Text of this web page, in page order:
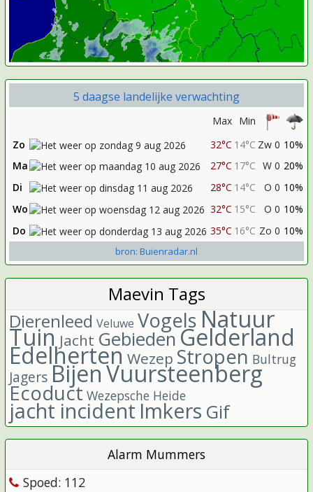
5 daagse landelijke verwachting
Max Min
Zo
32°C 14°C Zw 0 10%
Ma
27°C 17°C W 0 20%
Di
28°C 14°C O 0 10%
Wo
32°C 15°C O 0 10%
Do
35°C 16°C Zo 0 10%
bron: Buienradar.nl
Maevin Tags
Dierenleed Veluwe VogelsNatuur
Tuin Jacht GebiedenGelderland
EdelhertenWezep Stropen Bultrug
JagersBijenVuursteenberg
Ecoduct Wezepsche Heide
jacht incident Imkers Gif
Alarm Mummers
Spoed: 112